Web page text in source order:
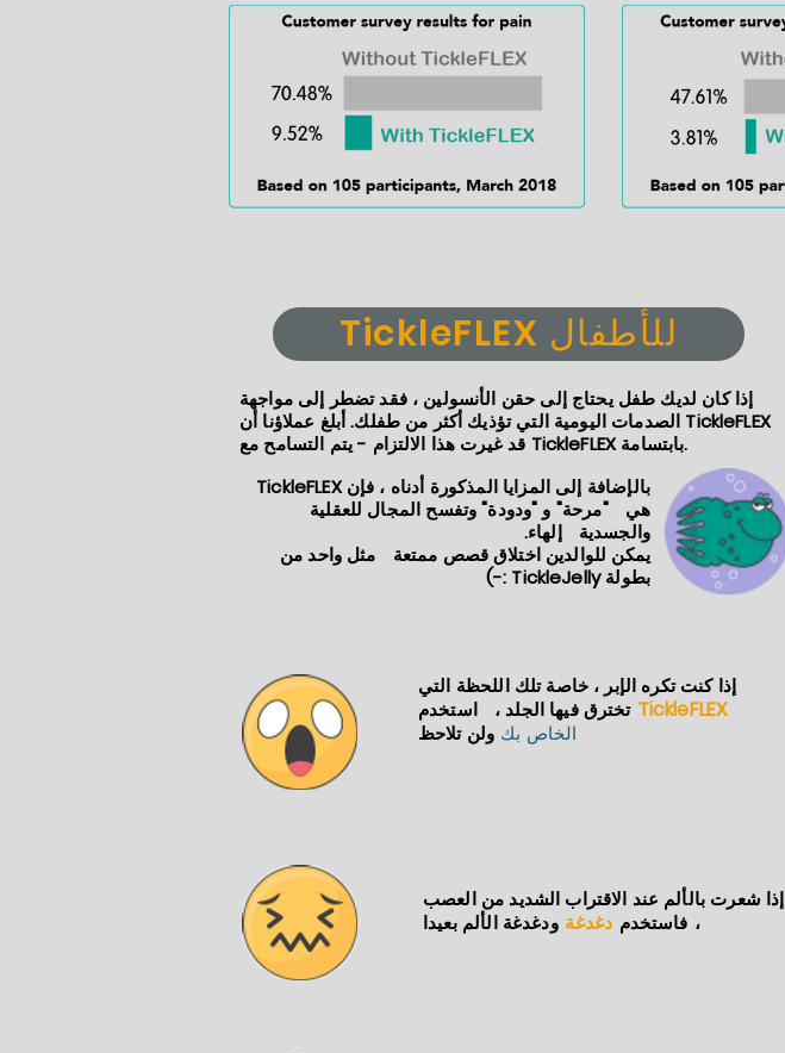
TickleFLEX للأطفال
إذا كان لديك طفل يحتاج إلى حقن الأنسولين ، فقد تضطر إلى مواجهة
الصدمات اليومية التي تؤذيك أكثر من طفلك. أبلغ عملاؤنا أن TickleFLEX
قد غيرت هذا الالتزام - يتم التسامح مع TickleFLEX بابتسامة.
بالإضافة إلى المزايا المذكورة أدناه ، فإن TickleFLEX
هي
"مرحة" و "ودودة" وتفسح المجال للعقلية
والجسدية
إلهاء.
يمكن للوالدين اختلاق قصص ممتعة
مثل واحد من
بطولة TickleJelly :-)
إذا كنت تكره الإبر ، خاصة تلك اللحظة التي
تخترق فيها الجلد ،
استخدم TickleFLEX
الخاص بك ولن تلاحظ
إذا شعرت بالألم عند الاقتراب الشديد من العصب
، فاستخدم دغدغة ودغدغة الألم بعيدا